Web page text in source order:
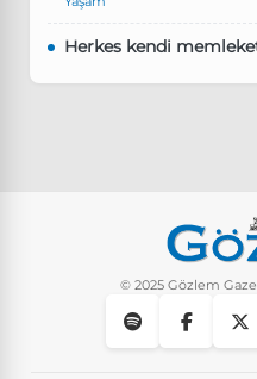
Herkes kendi
Instagram’da keşfet
© 2025 Gözlem